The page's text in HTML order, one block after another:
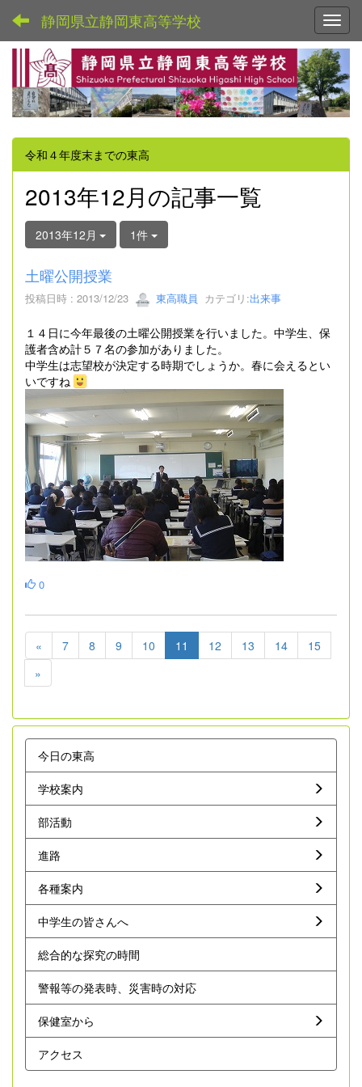
静岡県立静岡東高等学校
令和４年度末までの東高
2013年12月の記事一覧
2013年12月 1件
土曜公開授業
投稿日時 : 2013/12/23 東高職員 カテゴリ:出来事
１４日に今年最後の土曜公開授業を行いました。中学生、保
護者含め計５７名の参加がありました。
中学生は志望校が決定する時期でしょうか。春に会えるとい
いですね
0
« 7 8 9 10 11 12 13 14
15
»
今日の東高
学校案内
部活動
進路
各種案内
中学生の皆さんへ
総合的な探究の時間
警報等の発表時、災害時の対応
保健室から
アクセス